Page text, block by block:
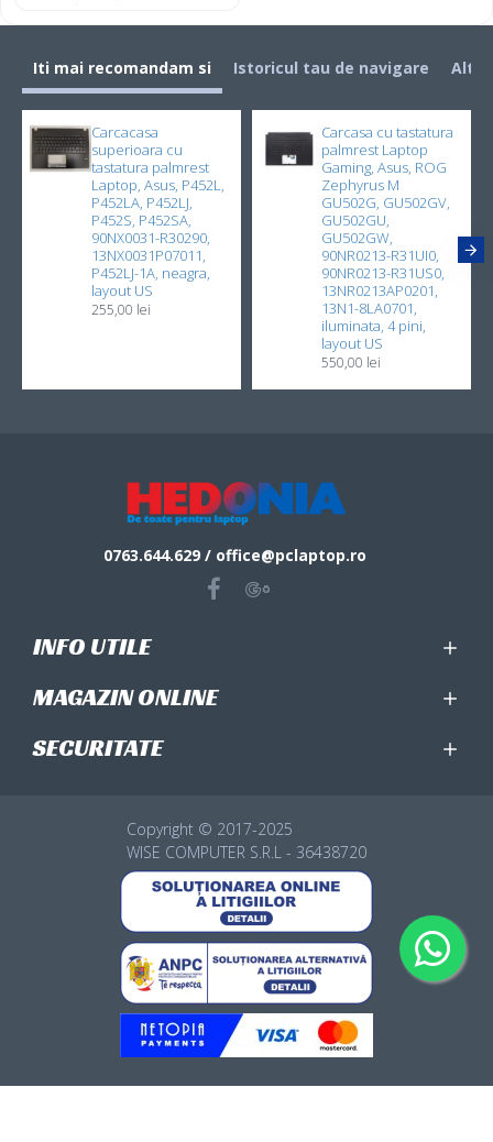
fost foarte bun față de alte
Iti mai recomandam si
Istoricul tau de navigare Alti
Carcacasa
superioara cu
tastatura palmrest
Laptop, Asus, P452L,
P452LA, P452LJ,
P452S, P452SA,
90NX0031-R30290,
13NX0031P07011,
P452LJ-1A, neagra,
layout US
255,00 lei
Carcasa cu tastatura
palmrest Laptop
Gaming, Asus, ROG
Zephyrus M
GU502G, GU502GV,
GU502GU,
GU502GW,
90NR0213-R31UI0,
90NR0213-R31US0,
13NR0213AP0201,
13N1-8LA0701,
iluminata, 4 pini,
layout US
550,00 lei
0763.644.629 / office@pclaptop.ro
INFO UTILE
MAGAZIN ONLINE
SECURITATE
Copyright © 2017-2025
WISE COMPUTER S.R.L - 36438720